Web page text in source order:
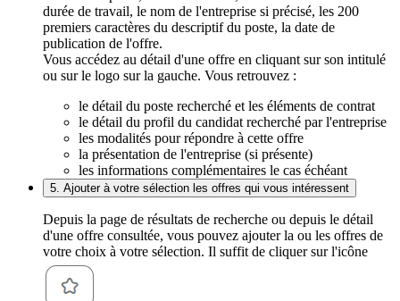
durée de travail, le nom de l'entreprise si précisé, les 200
premiers caractères du descriptif du poste, la date de
publication de l'offre.
Vous accédez au détail d'une offre en cliquant sur son intitulé
ou sur le logo sur la gauche. Vous retrouvez :
le détail du poste recherché et les éléments de contrat
le détail du profil du candidat recherché par l'entreprise
les modalités pour répondre à cette offre
la présentation de l'entreprise (si présente)
les informations complémentaires le cas échéant
5. Ajouter à votre sélection les offres qui vous intéressent
Depuis la page de résultats de recherche ou depuis le détail
d'une offre consultée, vous pouvez ajouter la ou les offres de
votre choix à votre sélection. Il suffit de cliquer sur l'icône